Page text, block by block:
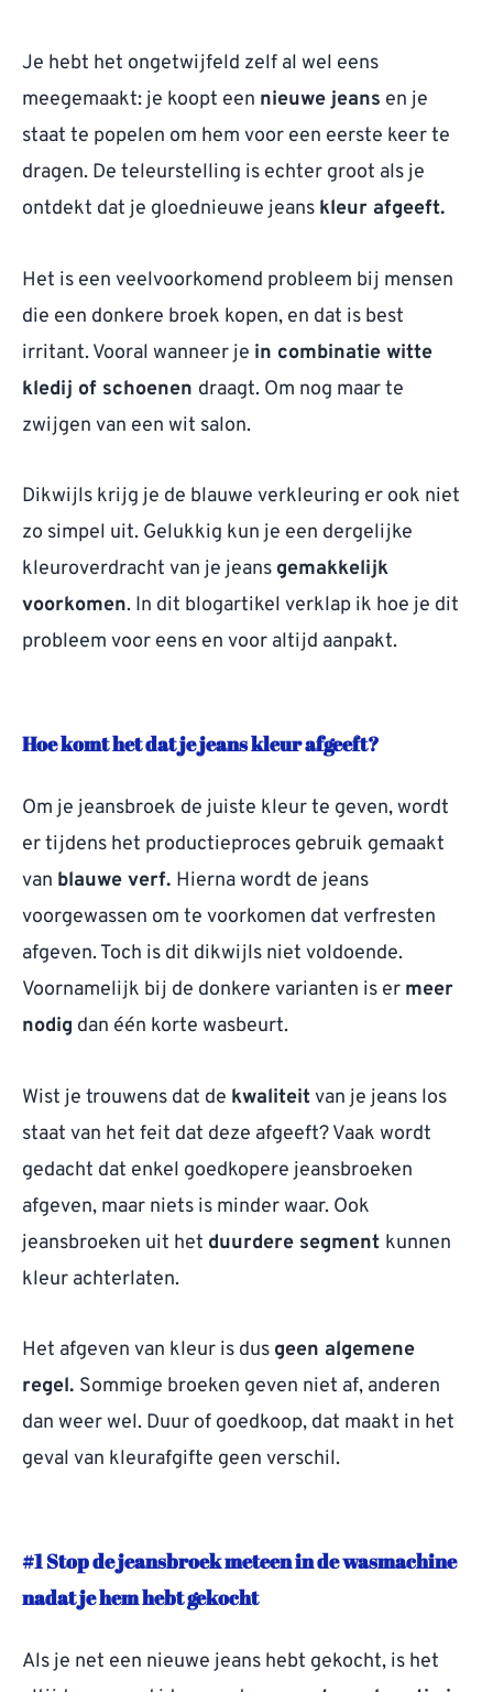
Je hebt het ongetwijfeld zelf al wel eens
meegemaakt: je koopt een nieuwe jeans en je
staat te popelen om hem voor een eerste keer te
dragen. De teleurstelling is echter groot als je
ontdekt dat je gloednieuwe jeans kleur afgeeft.
Het is een veelvoorkomend probleem bij mensen
die een donkere broek kopen, en dat is best
irritant. Vooral wanneer je in combinatie witte
kledij of schoenen draagt. Om nog maar te
zwijgen van een wit salon.
Dikwijls krijg je de blauwe verkleuring er ook niet
zo simpel uit. Gelukkig kun je een dergelijke
kleuroverdracht van je jeans gemakkelijk
voorkomen. In dit blogartikel verklap ik hoe je dit
probleem voor eens en voor altijd aanpakt.
Hoe komt het dat je jeans kleur afgeeft?
Om je jeansbroek de juiste kleur te geven, wordt
er tijdens het productieproces gebruik gemaakt
van blauwe verf. Hierna wordt de jeans
voorgewassen om te voorkomen dat verfresten
afgeven. Toch is dit dikwijls niet voldoende.
Voornamelijk bij de donkere varianten is er meer
nodig dan één korte wasbeurt.
Wist je trouwens dat de kwaliteitvan je jeans los
staat van het feit dat deze afgeeft? Vaak wordt
gedacht dat enkel goedkopere jeansbroeken
afgeven, maar niets is minder waar. Ook
jeansbroeken uit het duurdere segment kunnen
kleur achterlaten.
Het afgeven van kleur is dus geen algemene
regel. Sommige broeken geven niet af, anderen
dan weer wel. Duur of goedkoop, dat maakt in het
geval van kleurafgifte geen verschil.
#1 Stop de jeansbroek meteen in de wasmachine
nadat je hem hebt gekocht
Als je net een nieuwe jeans hebt gekocht, is het